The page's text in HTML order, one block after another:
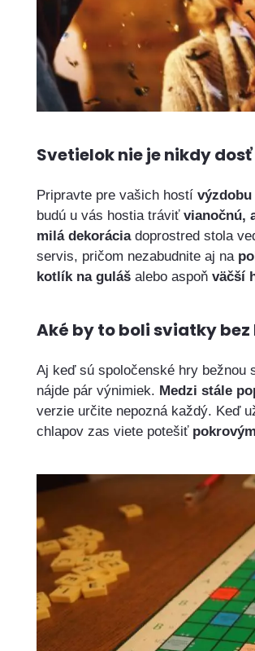
Svetielok nie je nikdy dosť
Pripravte pre vašich hostí
budú u vás hostia tráviť vianočnú,
milá dekoráciadoprostred stola
servis, pričom nezabudnite aj na
kotlík na guláš alebo aspoň väčší
Aké by to boli sviatky bez
Aj keď sú spoločenské hry bežnou
nájde pár výnimiek. Medzi stále
verzie určite nepozná každý. Keď
chlapov zas viete potešiť